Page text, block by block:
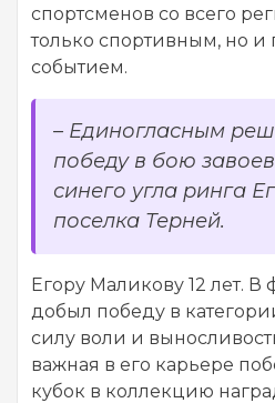
спортсменов со всего
только спортивным, но и
событием.
– Единогласным
победу в бою
синего угла ринга
поселка Терней.
Егору Маликову 12 лет.
добыл победу в
силу воли и
важная в его карьере
кубок в коллекцию